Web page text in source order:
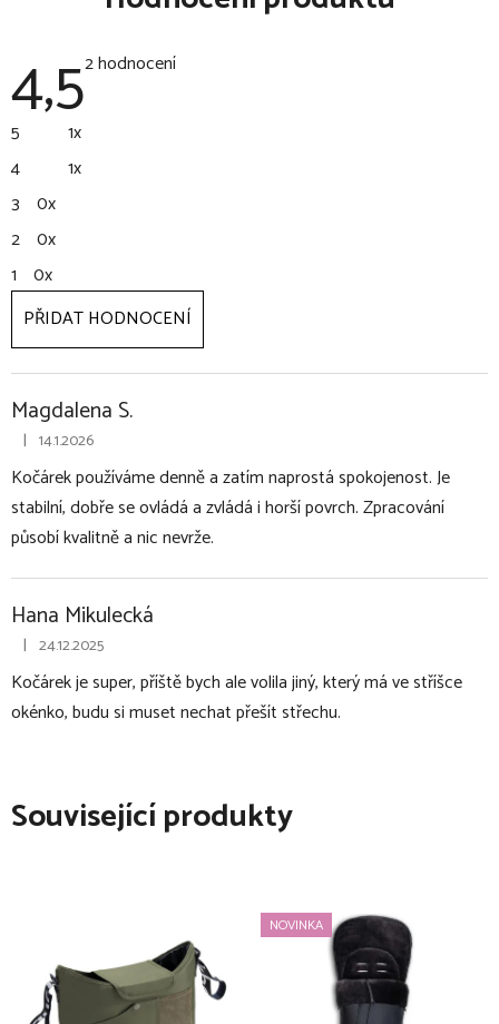
4,5Průměrné
2 hodnocení
5
1x
4
1x
3 0x
2 0x
1 0x
PŘIDAT HODNOCENÍ
V
ý
p
h
o
d
n
o
c
e
í
Magdalena S.
Hodnocení produktu je 5 z 5 hvězdiček.
| 14.1.2026
Kočárek používáme denně a zatím naprostá spokojenost. Je
stabilní, dobře se ovládá a zvládá i horší povrch. Zpracování
působí kvalitně a nic nevrže.
Hana Mikulecká
Hodnocení produktu je 4 z 5 hvězdiček.
| 24.12.2025
Kočárek je super, příště bych ale volila jiný, který má ve stříšce
okénko, budu si muset nechat přešít střechu.
Související produkty
NOVINKA